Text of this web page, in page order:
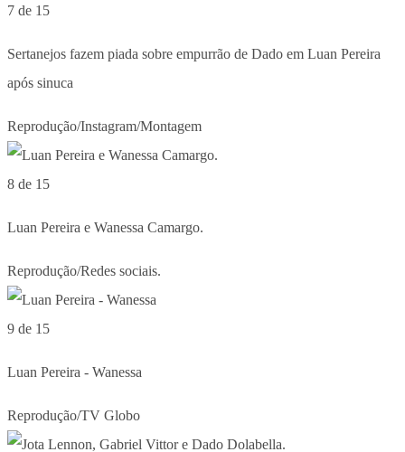
7 de 15
Sertanejos fazem piada sobre empurrão de Dado em Luan Pereira
após sinuca
Reprodução/Instagram/Montagem
8 de 15
Luan Pereira e Wanessa Camargo.
Reprodução/Redes sociais.
9 de 15
Luan Pereira - Wanessa
Reprodução/TV Globo